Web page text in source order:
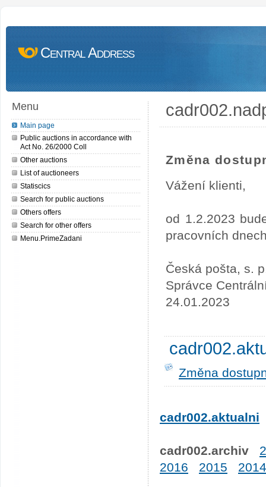
Central Address
Menu
Main page
Public auctions in accordance with
Act No. 26/2000 Coll
Other auctions
List of auctioneers
Statiscics
Search for public auctions
Others offers
Search for other offers
Menu.PrimeZadani
Změna
Vážení klienti,
od 1.2.2023
pracovních
Česká pošta, s.
Správce
24.01.2023
Změna
cadr002.aktualni
cadr002.archiv
2016
2015 2014